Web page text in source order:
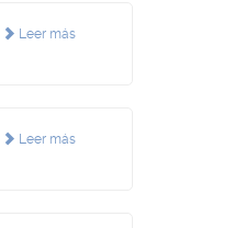
Leer más
Leer más